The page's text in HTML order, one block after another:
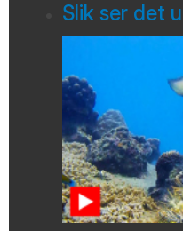
Slik ser det